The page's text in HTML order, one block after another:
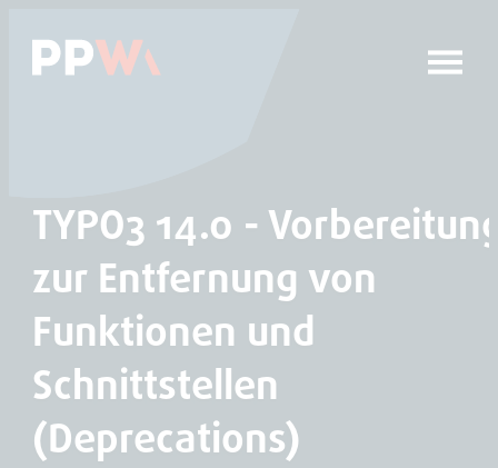
TYPO3 14.0 -
zur Entfernung von
Funktionen und
Schnittstellen
(Deprecations)